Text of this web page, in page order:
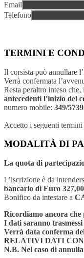
Email
Telefono
TERMINI E
Il corsista può annullare
Verrà confermata
Resta peraltro inteso che,
antecedenti l’inizio del
numero mobile: 349/
Accetto i seguenti
MODALITÀ DI
La quota di
L’iscrizione è da
bancario di Euro
Bonifico da intestare a
Ricordiamo ancora
I dati saranno
Verrà data conferma
RELATIVI DATI
N.B. Nel caso di